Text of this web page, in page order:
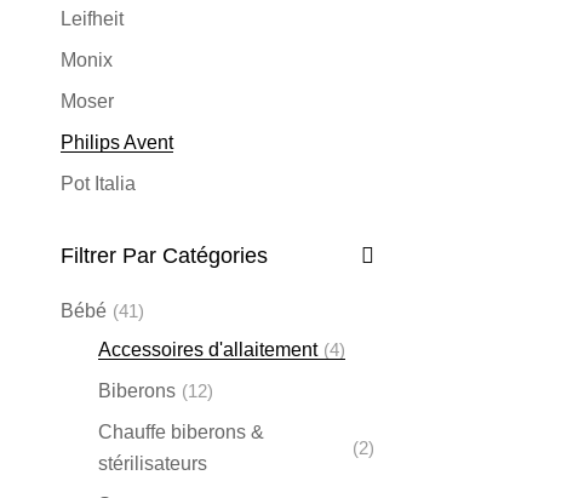
Leifheit
Monix
Moser
Philips Avent
Pot Italia
Russell Hobbs
Silampos
Soehnle
Sthauer
Varta
Wahl
Filtrer Par Catégories
Bébé (41)
Accessoires d'allaitement (4)
Biberons (12)
Chauffe biberons &
stérilisateurs
(2)